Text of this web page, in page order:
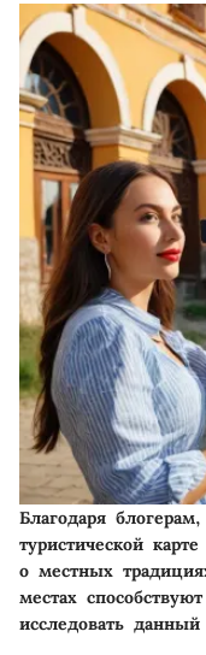
Благодаря
туристической
о местных
местах
исследовать данный